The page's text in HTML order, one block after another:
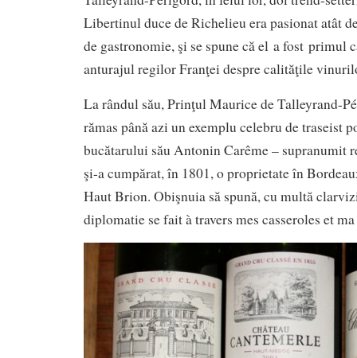
Libertinul duce de Richelieu era pasionat atât
de gastronomie, şi se spune că el a fost primul
anturajul regilor Franţei despre calităţile
La rândul său, Prinţul Maurice de Talleyrand-
rămas până azi un exemplu celebru de traseist
bucătarului său Antonin Carême – supranumit
şi-a cumpărat, în 1801, o proprietate în
Haut Brion. Obişnuia să spună, cu multă
diplomatie se fait à travers mes casseroles et